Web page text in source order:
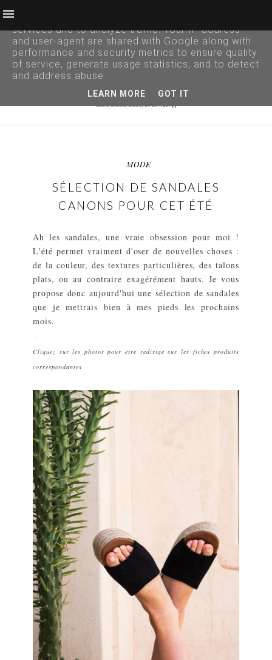
MODE
SÉLECTION DE SANDALES
CANONS POUR CET ÉTÉ
Ah les sandales, une vraie obsession pour moi !
L'été permet vraiment d'oser de nouvelles choses :
de la couleur, des textures particulières, des talons
plats, ou au contraire exagérément hauts. Je vous
propose donc aujourd'hui une sélection de sandales
que je mettrais bien à mes pieds les prochains
mois.
..
Cliquez sur les photos pour être redirigé sur les fiches produits
correspondantes
This site uses cookies from Google to deliver its
services and to analyze traffic. Your IP address
and user-agent are shared with Google along with
performance and security metrics to ensure quality
of service, generate usage statistics, and to detect
and address abuse.
LEARN MORE GOT IT